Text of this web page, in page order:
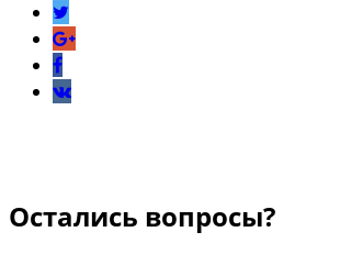
Остались вопросы?